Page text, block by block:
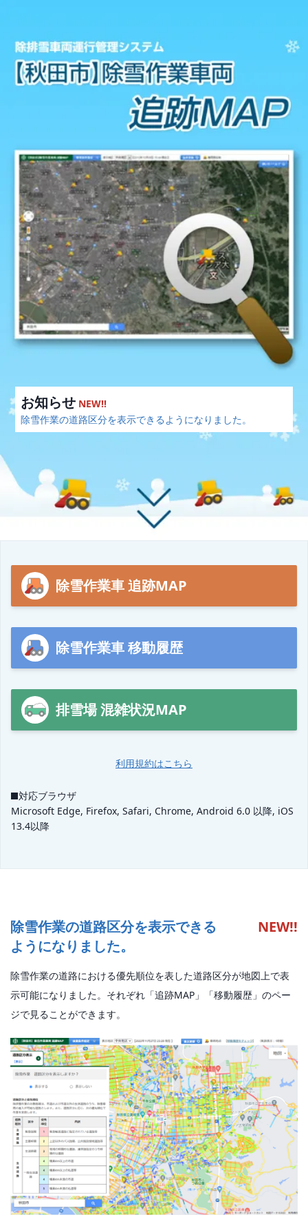
お知らせ NEW!!
除雪作業の道路区分を表示できるようになりました。
除雪作業車 追跡MAP
除雪作業車 移動履歴
排雪場 混雑状況MAP
利用規約はこちら
対応ブラウザ
Microsoft Edge, Firefox, Safari, Chrome, Android 6.0 以降, iOS
13.4以降
除雪作業の道路区分を表示できる
ようになりました。
NEW!!
除雪作業の道路における優先順位を表した道路区分が地図上で表
示可能になりました。それぞれ「追跡MAP」「移動履歴」のペー
ジで見ることができます。